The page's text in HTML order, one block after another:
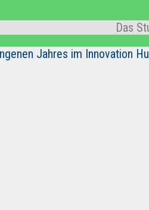
Das
Jahres im Innovation